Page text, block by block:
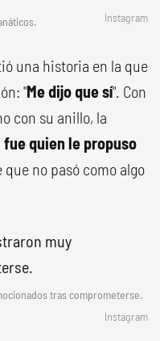
Instagram
una historia en la que
"Me dijo que sí". Con
con su anillo, la
quien le propuso
que no pasó como algo
tras comprometerse.
Instagram